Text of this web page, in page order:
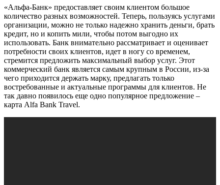
«Альфа-Банк» предоставляет своим клиентом большое
количество разных возможностей. Теперь, пользуясь услугами
организации, можно не только надежно хранить деньги, брать
кредит, но и копить мили, чтобы потом выгодно их
использовать. Банк внимательно рассматривает и оценивает
потребности своих клиентов, идет в ногу со временем,
стремится предложить максимальный выбор услуг. Этот
коммерческий банк является самым крупным в России, из-за
чего приходится держать марку, предлагать только
востребованные и актуальные программы для клиентов. Не
так давно появилось еще одно популярное предложение –
карта Alfa Bank Travel.